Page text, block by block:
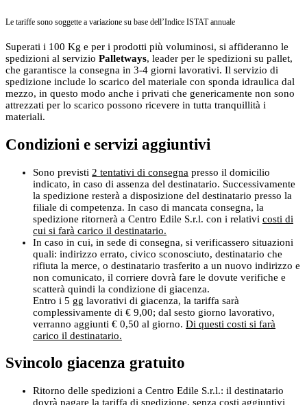
Le tariffe sono soggette a variazione su base dell’Indice ISTAT annuale
Superati i 100 Kg e per i prodotti più voluminosi, si affideranno le
spedizioni al servizio Palletways, leader per le spedizioni su pallet,
che garantisce la consegna in 3-4 giorni lavorativi. Il servizio di
spedizione include lo scarico del materiale con sponda idraulica dal
mezzo, in questo modo anche i privati che genericamente non sono
attrezzati per lo scarico possono ricevere in tutta tranquillità i
materiali.
Condizioni e servizi aggiuntivi
Sono previsti 2 tentativi di consegna presso il domicilio
indicato, in caso di assenza del destinatario. Successivamente
la spedizione resterà a disposizione del destinatario presso la
filiale di competenza. In caso di mancata consegna, la
spedizione ritornerà a Centro Edile S.r.l. con i relativi costi di
cui si farà carico il destinatario.
In caso in cui, in sede di consegna, si verificassero situazioni
quali: indirizzo errato, civico sconosciuto, destinatario che
rifiuta la merce, o destinatario trasferito a un nuovo indirizzo e
non comunicato, il corriere dovrà fare le dovute verifiche e
scatterà quindi la condizione di giacenza.
Entro i 5 gg lavorativi di giacenza, la tariffa sarà
complessivamente di € 9,00; dal sesto giorno lavorativo,
verranno aggiunti € 0,50 al giorno. Di questi costi si farà
carico il destinatario.
Svincolo giacenza gratuito
Ritorno delle spedizioni a Centro Edile S.r.l.: il destinatario
dovrà pagare la tariffa di spedizione, senza costi aggiuntivi